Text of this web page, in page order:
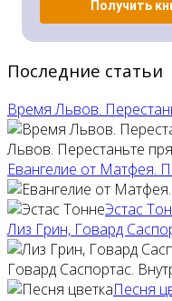
Получить
Последние статьи
Время Львов.
Львов. Перестаньте
Евангелие от Матфея.
Эстас
Лиз Грин, Говард
Говард Саспортас.
Песня